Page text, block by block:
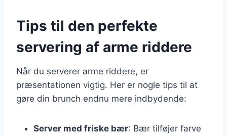
Tips til den perfekte
servering af arme riddere
Når du serverer arme riddere, er
præsentationen vigtig. Her er nogle tips til at
gøre din brunch endnu mere indbydende:
Server med friske bær: Bær tilføjer farve